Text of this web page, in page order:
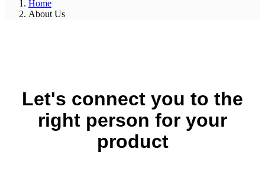
Home
About Us
Let's connect you to the
right person for your
product